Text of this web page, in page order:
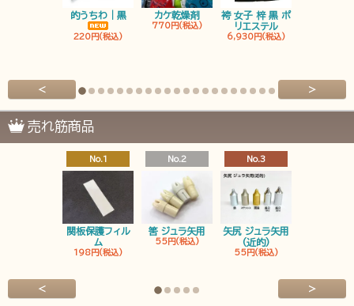
的うちわ｜黒
220円(税込)
カケ乾燥剤
770円(税込)
袴 女子 梓 黒 ポ
リエステル
6,930円(税込)
< >
売れ筋商品
No.1
関板保護フィル
ム
198円(税込)
No.2
筈 ジュラ矢用
55円(税込)
No.3
矢尻 ジュラ矢用
(近的)
55円(税込)
< >